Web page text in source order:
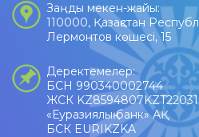
Заңды мекен-жайы:
110000, Қазақстан
Лермонтов көшесі, 15
Деректемелер:
БСН 990340002744
ЖСК
«Еуразиялық банк» АҚ
БСК EURIKZKA